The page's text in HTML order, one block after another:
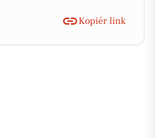
Kopiér link